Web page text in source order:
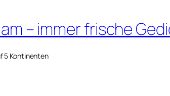
– immer frische
5 Kontinenten